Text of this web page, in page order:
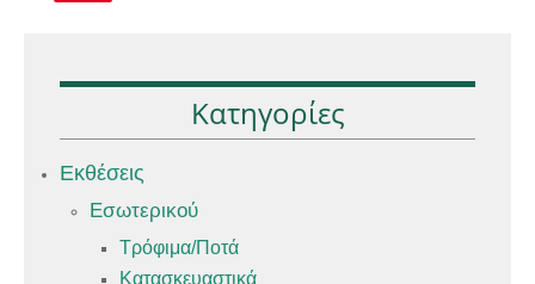
Κατηγορίες
Εκθέσεις
Εσωτερικού
Τρόφιμα/Ποτά
Κατασκευαστικά